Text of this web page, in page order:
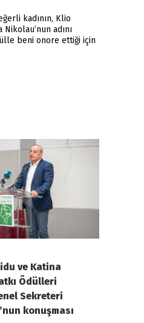
kadının, Klio
adını
beni onore ettiği için
ve Katina
Ödülleri
Sekreteri
konuşması